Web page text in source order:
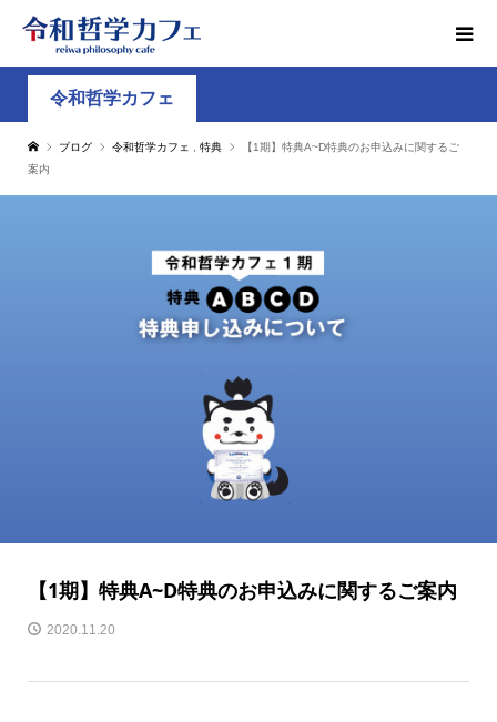
令和哲学カフェ
ブログ 令和哲学カフェ 特典
【1期】特典A~D特典のお申込みに関するご
案内
【1期】特典A~D特典のお申込みに関するご案内
2020.11.20